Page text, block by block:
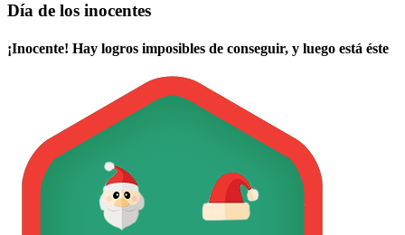
Día de los inocentes
¡Inocente! Hay logros imposibles de conseguir, y luego está éste